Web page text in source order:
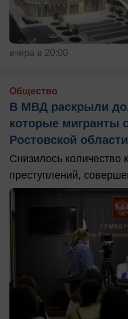
вчера в 20:00
Общество
В МВД раскрыли
которые мигранты
Ростовской области
Снизилось количество
преступлений,